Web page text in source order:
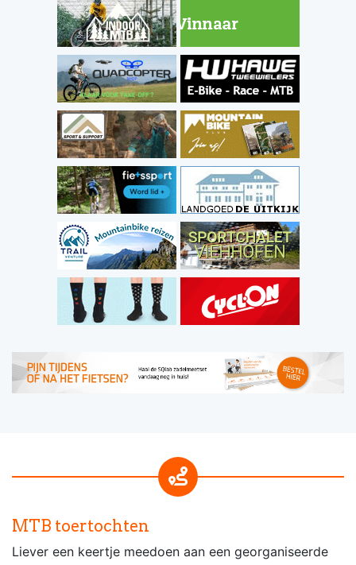
MTB toertochten
Liever een keertje meedoen aan een georganiseerde